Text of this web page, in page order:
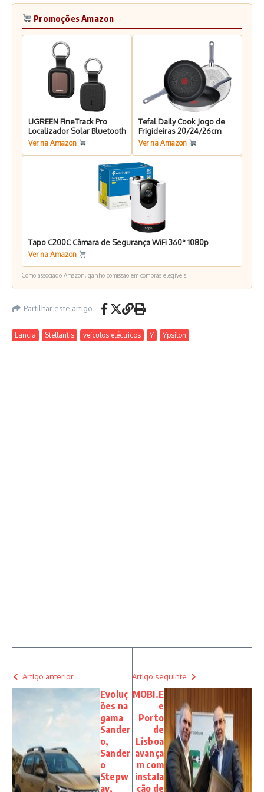
Promoções Amazon
UGREEN FineTrack Pro
Localizador Solar Bluetooth
Ver na Amazon
Tefal Daily Cook Jogo de
Frigideiras 20/24/26cm
Ver na Amazon
Tapo C200C Câmara de Segurança WiFi 360° 1080p
Ver na Amazon
Como associado Amazon, ganho comissão em compras elegíveis.
Partilhar este artigo
Lancia Stellantis veículos eléctricos Y Ypsilon
Artigo anterior
Evoluç
ões na
gama
Sander
o,
Sander
o
Stepw
ay,
Artigo seguinte
MOBI.E
e
Porto
de
Lisboa
avança
m com
instala
ção de